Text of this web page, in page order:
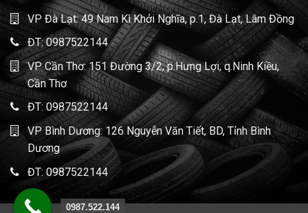
VP Đà Lạt: 49 Nam Kì Khởi Nghĩa, p.1, Đà Lạt, Lâm Đồng
ĐT:0987522144
VP Cần Thơ: 151 Đường 3/2, p.Hưng Lợi, q.Ninh Kiều,
Cần Thơ
ĐT: 0987522144
VP Bình Dương: 126 Nguyễn Văn Tiết, BD, Tỉnh Bình
Dương
ĐT: 0987522144
0987.522.144